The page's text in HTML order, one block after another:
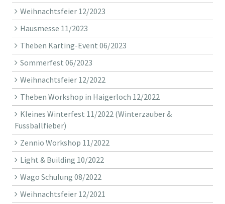
Weihnachtsfeier 12/2023
Hausmesse 11/2023
Theben Karting-Event 06/2023
Sommerfest 06/2023
Weihnachtsfeier 12/2022
Theben Workshop in Haigerloch 12/2022
Kleines Winterfest 11/2022 (Winterzauber &
Fussballfieber)
Zennio Workshop 11/2022
Light & Building 10/2022
Wago Schulung 08/2022
Weihnachtsfeier 12/2021